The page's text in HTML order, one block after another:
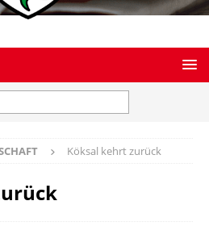
Köksal kehrt zurück